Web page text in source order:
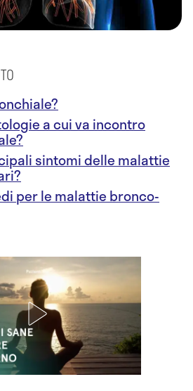
a cui va incontro
sintomi delle malattie
per le malattie bronco-